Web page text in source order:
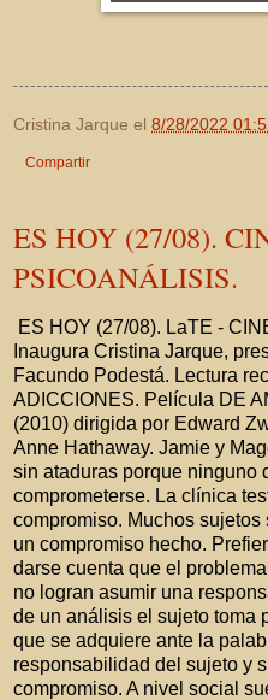
Cristina Jarque el 8/28/2022
Compartir
ES HOY (27/08).
PSICOANÁLISIS.
ES HOY (27/08). LaTE -
Inaugura Cristina Jarque,
Facundo Podestá. Lectura
ADICCIONES. Película DE
(2010) dirigida por Edward
Anne Hathaway. Jamie y
sin ataduras porque ninguno
comprometerse. La clínica
compromiso. Muchos
un compromiso hecho.
darse cuenta que el
no logran asumir una
de un análisis el sujeto toma
que se adquiere ante la
responsabilidad del sujeto y
compromiso. A nivel social